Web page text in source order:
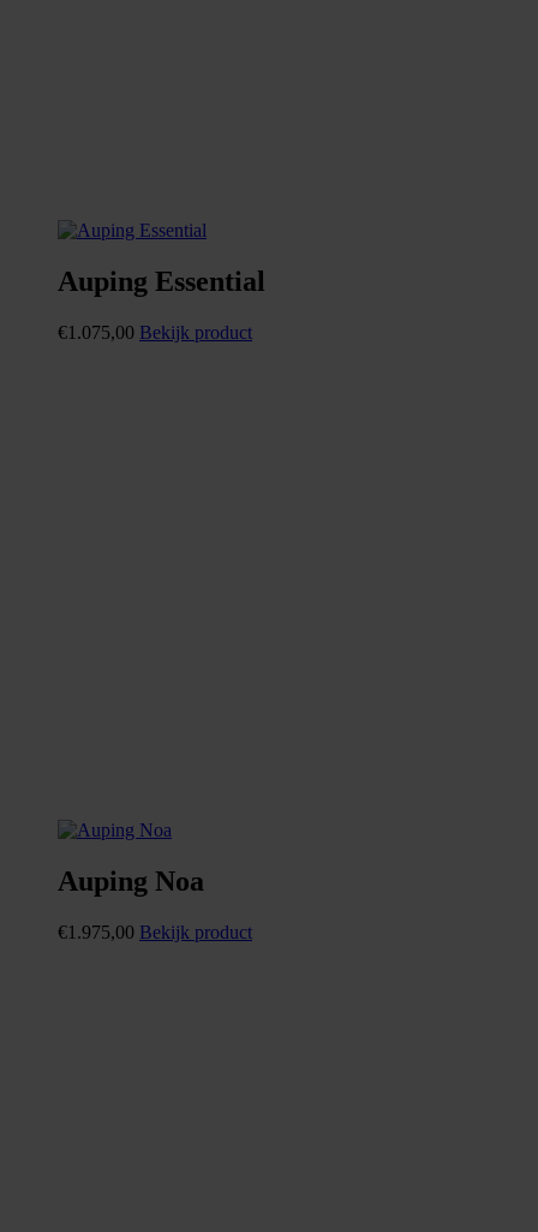
Auping Essential
€1.075,00 Bekijk product
Auping Noa
€1.975,00 Bekijk product